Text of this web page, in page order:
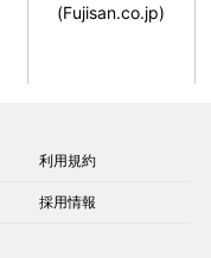
(Fujisan.co.jp)
利用規約
採用情報